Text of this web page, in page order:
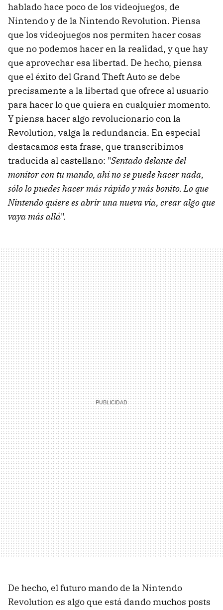
hablado hace poco de los videojuegos, de
Nintendo y de la Nintendo Revolution. Piensa
que los videojuegos nos permiten hacer cosas
que no podemos hacer en la realidad, y que hay
que aprovechar esa libertad. De hecho, piensa
que el éxito del Grand Theft Auto se debe
precisamente a la libertad que ofrece al usuario
para hacer lo que quiera en cualquier momento.
Y piensa hacer algo revolucionario con la
Revolution, valga la redundancia. En especial
destacamos esta frase, que transcribimos
traducida al castellano: "Sentado delante del
monitor con tu mando, ahí no se puede hacer nada,
sólo lo puedes hacer más rápido y más bonito. Lo que
Nintendo quiere es abrir una nueva vía, crear algo que
vaya más allá".
De hecho, el futuro mando de la Nintendo
Revolution es algo que está dando muchos posts